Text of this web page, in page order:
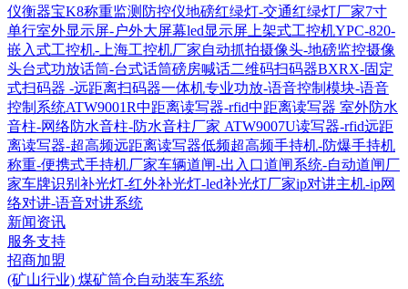
仪衡器宝K8称重监测防控仪地磅红绿灯-交通红绿灯厂家7寸
单行室外显示屏-户外大屏幕led显示屏上架式工控机YPC-820-
嵌入式工控机-上海工控机厂家自动抓拍摄像头-地磅监控摄像
头台式功放话筒-台式话筒磅房喊话二维码扫码器BXRX-固定
式扫码器 -远距离扫码器一体机专业功放-语音控制模块-语音
控制系统ATW9001R中距离读写器-rfid中距离读写器 室外防水
音柱-网络防水音柱-防水音柱厂家 ATW9007U读写器-rfid远距
离读写器-超高频远距离读写器低频超高频手持机-防爆手持机
称重-便携式手持机厂家车辆道闸-出入口道闸系统-自动道闸厂
家车牌识别补光灯-红外补光灯-led补光灯厂家ip对讲主机-ip网
络对讲-语音对讲系统
新闻资讯
服务支持
招商加盟
(矿山行业) 煤矿筒仓自动装车系统